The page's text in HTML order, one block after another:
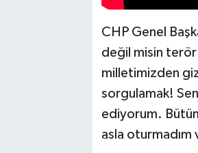
CHP Genel
değil misin terör
milletimizden
sorgulamak!
ediyorum.
asla